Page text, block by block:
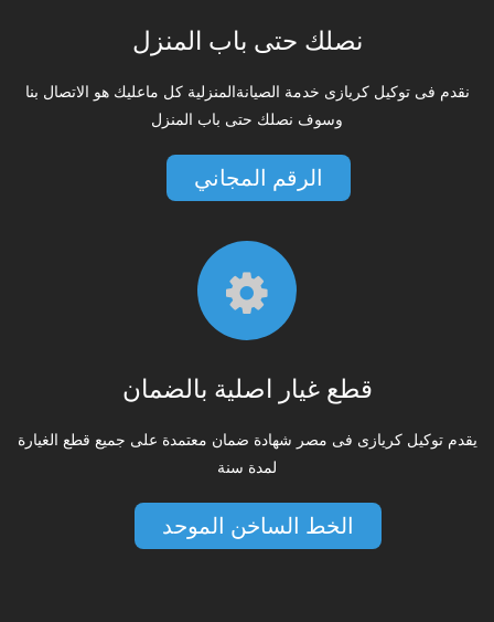
نصلك حتى باب المنزل
نقدم فى توكيل كريازى خدمة الصيانةالمنزلية كل ماعليك هو الاتصال بنا
وسوف نصلك حتى باب المنزل
الرقم المجاني
قطع غيار اصلية بالضمان
يقدم توكيل كريازى فى مصر شهادة ضمان معتمدة على جميع قطع الغيارة
لمدة سنة
الخط الساخن الموحد